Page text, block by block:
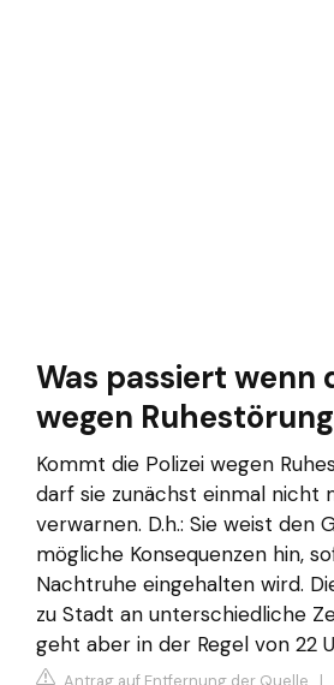
Was passiert wenn
wegen
Kommt die Polizei wegen
darf sie zunächst einmal nicht
verwarnen. D.h.: Sie weist den
mögliche Konsequenzen hin,
Nachtruhe eingehalten wird.
zu Stadt an unterschiedliche
geht aber in der Regel von 22
Antrag auf Entfernung der Quelle |